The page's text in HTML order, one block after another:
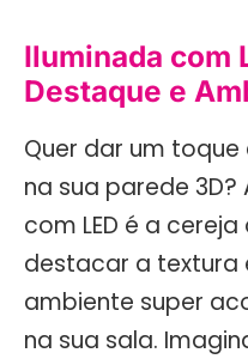
Iluminada com
Destaque e
Quer dar um
na sua parede
com LED é a
destacar a textura
ambiente super
na sua sala.